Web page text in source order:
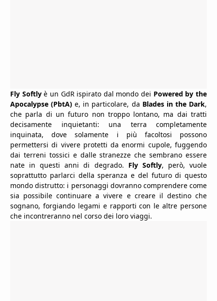
Fly Softlyè un GdR ispirato dal mondo dei Powered by the
Apocalypse (PbtA) e, in particolare, da Blades in the Dark,
che parla di un futuro non troppo lontano, ma dai tratti
decisamente inquietanti: una terra completamente
inquinata, dove solamente i più facoltosi possono
permettersi di vivere protetti da enormi cupole, fuggendo
dai terreni tossici e dalle stranezze che sembrano essere
nate in questi anni di degrado. Fly Softly, però, vuole
soprattutto parlarci della speranza e del futuro di questo
mondo distrutto: i personaggi dovranno comprendere come
sia possibile continuare a vivere e creare il destino che
sognano, forgiando legami e rapporti con le altre persone
che incontreranno nel corso dei loro viaggi.